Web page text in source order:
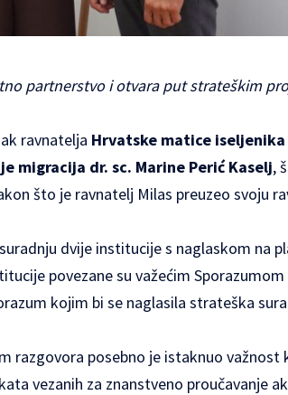
partnerstvo i otvara put strateškim
ravnatelja Hrvatske matice iseljenika
migracija dr. sc. Marine Perić Kaselj,
što je ravnatelj Milas preuzeo svoju
dvije institucije s naglaskom na
povezane su važećim Sporazumom
kojim bi se naglasila strateška
razgovora posebno je istaknuo važnost
vezanih za znanstveno proučavanje